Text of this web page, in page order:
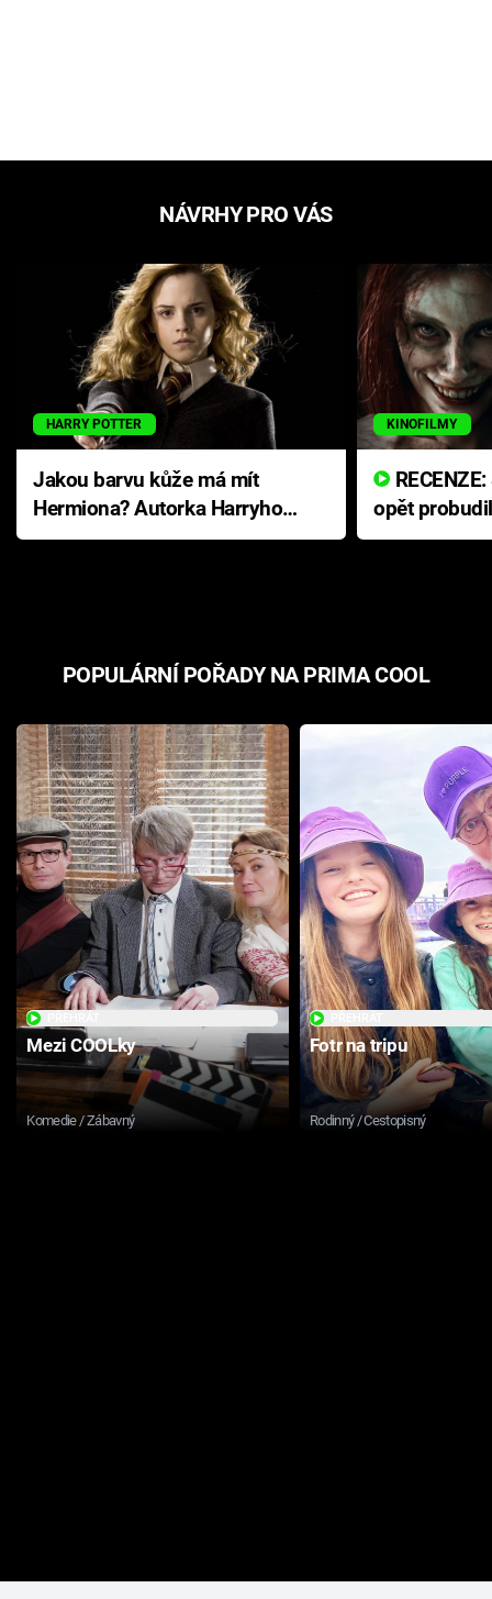
NÁVRHY PRO VÁS
HARRY POTTER
Jakou barvu kůže má mít
Hermiona? Autorka Harryho
Pottera přišla s ráznou
KINOFILMY
opět
přichází s
POPULÁRNÍ POŘADY NA PRIMA COOL
Mezi COOLky
Komedie / Zábavný
Fotr na tripu
Rodinný / Cestopisný